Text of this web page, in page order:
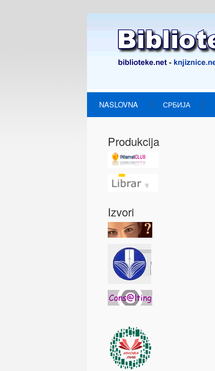
NASLOVNA СРБИЈА
Produkcija
Izvori